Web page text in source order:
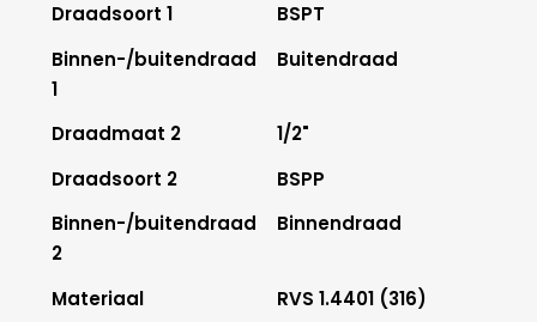
Draadsoort 1
BSPT
Binnen-/buitendraad
1
Buitendraad
Draadmaat 2
1/2"
Draadsoort 2
BSPP
Binnen-/buitendraad
2
Binnendraad
Materiaal
RVS 1.4401 (316)